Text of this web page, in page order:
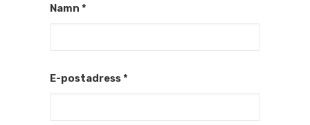
Namn *
E-postadress*